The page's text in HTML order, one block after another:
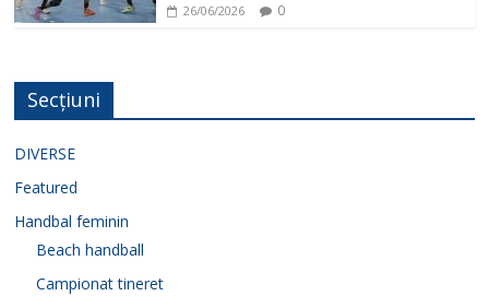
26/06/2026 0
Secțiuni
DIVERSE
Featured
Handbal feminin
Beach handball
Campionat tineret